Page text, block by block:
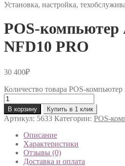
Установка, настройка,
POS-
NFD10 PRO
30 400₽
Количество товара POS-
В корзину Купить в 1 клик
Артикул: 5633 Категории: POS-
Описание
Характеристики
Отзывы (0)
Доставка и оплата